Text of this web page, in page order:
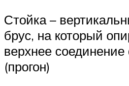
Стойка –
брус, на который
верхнее соединение
(прогон)